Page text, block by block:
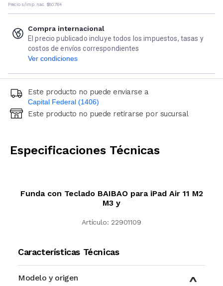
Precio s/imp. nac. $80.784
Compra internacional
El precio publicado incluye todos los impuestos, tasas y
costos de envíos correspondientes
Ver condiciones
Este producto no puede enviarse a
Capital Federal (1406)
Ingresá código postal (sólo números)
Este producto no puede retirarse por sucursal
Especificaciones Técnicas
Funda con Teclado BAIBAO para iPad Air 11 M2
M3 y
Artículo: 22901109
Características Técnicas
Modelo y origen